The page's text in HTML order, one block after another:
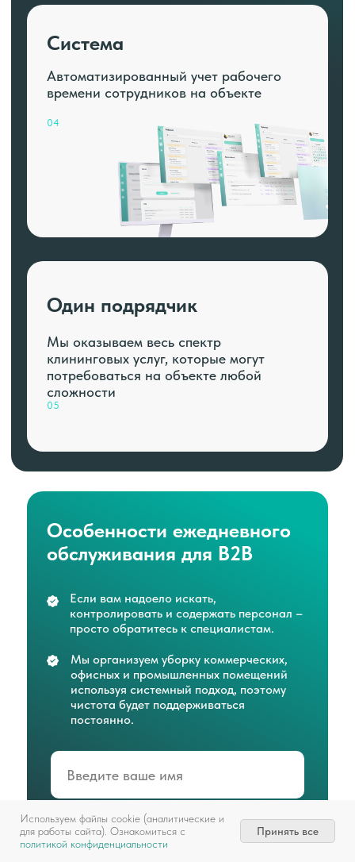
04
05
Один подрядчик
Мы оказываем весь спектр
клининговых услуг, которые могут
потребоваться на объекте любой
сложности
Система
Автоматизированный учет рабочего
времени сотрудников на объекте
Если вам надоело искать,
контролировать и содержать персонал –
просто обратитесь к специалистам.
Мы организуем уборку коммерческих,
офисных и промышленных помещений
используя системный подход, поэтому
чистота будет поддерживаться
постоянно.
Особенности ежедневного
обслуживания для B2B
+7
Используем файлы cookie (аналитические и
для работы сайта). Ознакомиться с
политикой конфиденциальности
Принять все